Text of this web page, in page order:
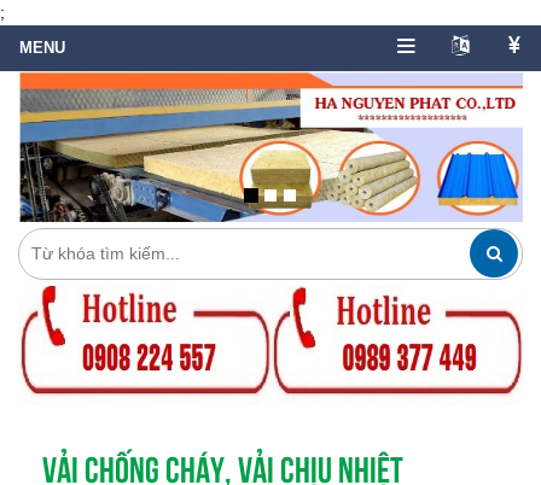
;
VẢI CHỐNG CHÁY, VẢI CHỊU NHIỆT